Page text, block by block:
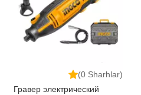
(0 Sharhlar)
Гравер электрический